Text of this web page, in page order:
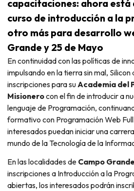
capacitaciones: ahora está
curso de introducción a la
otro más para desarrollo
Grande y 25 de Mayo
En continuidad con las políticas de innovación que se vienen
impulsando en la tierra sin mal, Silicon
inscripciones para su Academia del
Misionerocon el fin de introducir a
lenguaje de Programación,
formativo con Programación Web
interesados puedan iniciar una
mundo de la Tecnología de la
En las localidades de Campo
inscripciones a Introducción a la
abiertas, los interesados podrán